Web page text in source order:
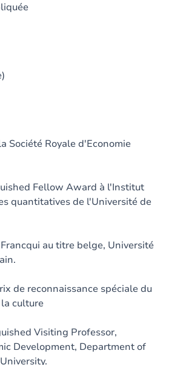
Société Royale d'Economie
Fellow Award à l'Institut
quantitatives de l'Université de
au titre belge, Université
de reconnaissance spéciale du
culture
Visiting Professor,
Development, Department of